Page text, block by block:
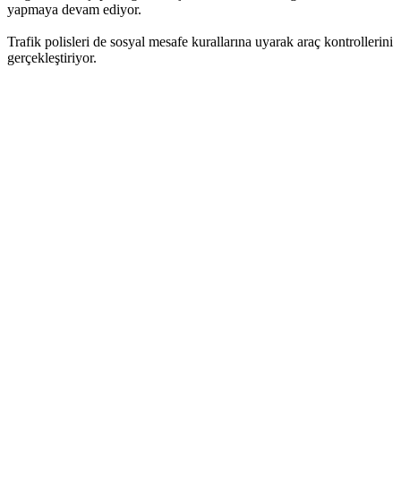
yapmaya devam ediyor.
Trafik polisleri de sosyal mesafe kurallarına uyarak araç kontrollerini
gerçekleştiriyor.